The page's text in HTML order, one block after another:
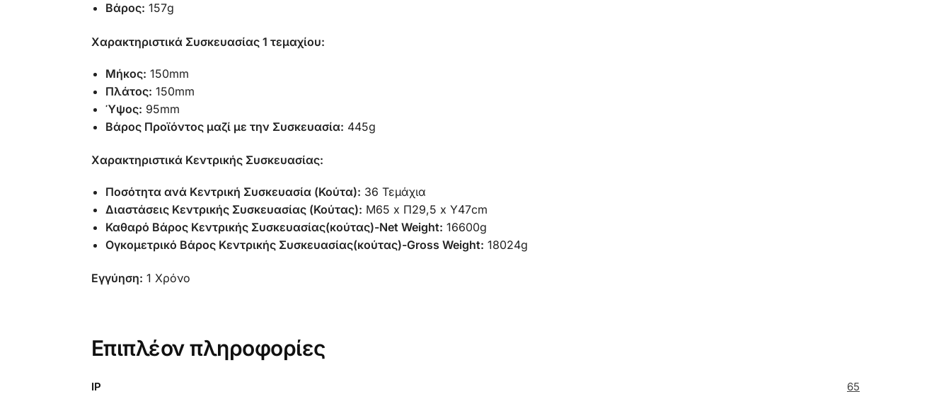
Βάρος: 157g
Χαρακτηριστικά Συσκευασίας 1 τεμαχίου:
Μήκος: 150mm
Πλάτος: 150mm
Ύψος: 95mm
Βάρος Προϊόντος μαζί με την Συσκευασία: 445g
Χαρακτηριστικά Κεντρικής Συσκευασίας:
Ποσότητα ανά Κεντρική Συσκευασία (Κούτα): 36 Τεμάχια
Διαστάσεις Κεντρικής Συσκευασίας (Κούτας): Μ65 x Π29,5 x Υ47cm
Καθαρό Βάρος Κεντρικής Συσκευασίας(κούτας)-Net Weight: 16600g
Ογκομετρικό Βάρος Κεντρικής Συσκευασίας(κούτας)-Gross Weight: 18024g
Εγγύηση: 1 Χρόνο
Επιπλέον πληροφορίες
IP 65